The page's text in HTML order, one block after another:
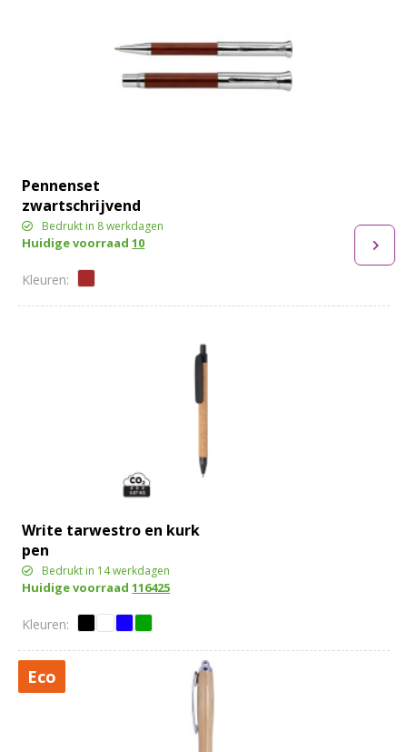
Pennenset
zwartschrijvend
Bedrukt in 8 werkdagen
Huidige voorraad10
Write tarwestro en kurk
pen
Bedrukt in 14 werkdagen
Huidige voorraad116425
Eco